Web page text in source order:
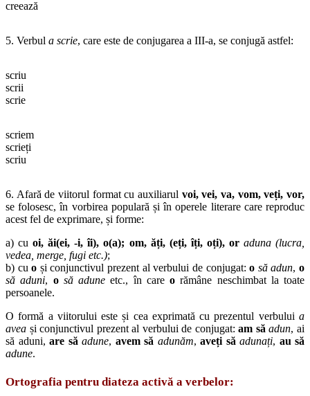
creează
5. Verbul a scrie, care este de conjugarea a III-a, se conjugă astfel:
scriu
scrii
scrie
scriem
scrieți
scriu
6. Afară de viitorul format cu auxiliarul voi, vei, va, vom, veți, vor,
se folosesc, în vorbirea populară și în operele literare care reproduc
acest fel de exprimare, și forme:
a) cuoi, ăi(ei, -i, îi), o(a); om, ăți, (eți, îți, oți), or aduna (lucra,
vedea, merge, fugi etc.);
b) cuo și conjunctivul prezent al verbului de conjugat:o să adun,o
să aduni, o să adune etc., în care o rămâne neschimbat la toate
persoanele.
O formă a viitorului este și cea exprimată cu prezentul verbului a
avea și conjunctivul prezent al verbului de conjugat:am să adun, ai
să aduni, are să adune, avem să adunăm, aveți să adunați, au să
adune.
Ortografia pentru diateza activă a verbelor: